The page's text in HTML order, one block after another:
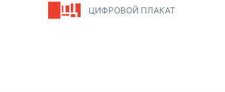
ЦИФРОВОЙ ПЛАКАТ